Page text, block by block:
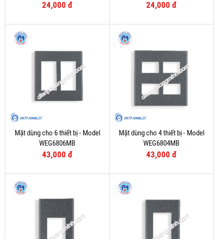
24,000 đ 24,000 đ
Mặt dùng cho 6 thiết bị - Model
WEG6806MB
43,000 đ
Mặt dùng cho 4 thiết bị - Model
WEG6804MB
43,000 đ